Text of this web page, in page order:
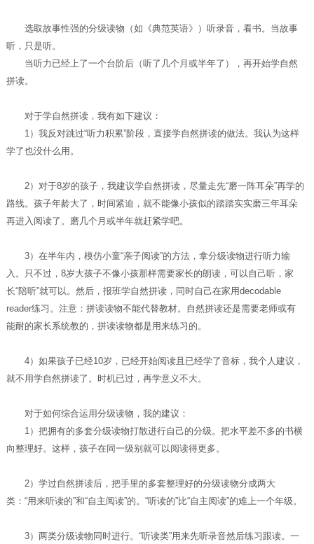
选取故事性强的分级读物（如《典范英语》）听录音，看书。当故事
听，只是听。
当听力已经上了一个台阶后（听了几个月或半年了），再开始学自然
拼读。
对于学自然拼读，我有如下建议：
1）我反对跳过“听力积累”阶段，直接学自然拼读的做法。我认为这样
学了也没什么用。
2）对于8岁的孩子，我建议学自然拼读，尽量走先“磨一阵耳朵”再学的
路线。孩子年龄大了，时间紧迫，就不能像小孩似的踏踏实实磨三年耳朵
再进入阅读了。磨几个月或半年就赶紧学吧。
3）在半年内，模仿小童“亲子阅读”的方法，拿分级读物进行听力输
入。只不过，8岁大孩子不像小孩那样需要家长的朗读，可以自己听，家
长“陪听”就可以。然后，报班学自然拼读，同时自己在家用decodable
reader练习。注意：拼读读物不能代替教材。自然拼读还是需要老师或有
能耐的家长系统教的，拼读读物都是用来练习的。
4）如果孩子已经10岁，已经开始阅读且已经学了音标，我个人建议，
就不用学自然拼读了。时机已过，再学意义不大。
对于如何综合运用分级读物，我的建议：
1）把拥有的多套分级读物打散进行自己的分级。把水平差不多的书横
向整理好。这样，孩子在同一级别就可以阅读得更多。
2）学过自然拼读后，把手里的多套整理好的分级读物分成两大
类：“用来听读的”和“自主阅读”的。“听读的”比“自主阅读”的难上一个年级。
3）两类分级读物同时进行。“听读类”用来先听录音然后练习跟读。一